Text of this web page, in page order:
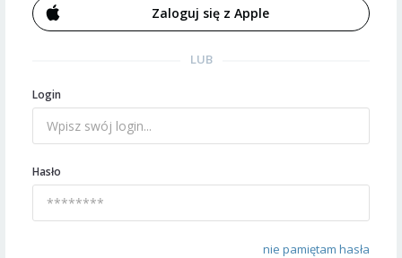
Zaloguj się z Apple
LUB
Login
Hasło
nie pamiętam hasła